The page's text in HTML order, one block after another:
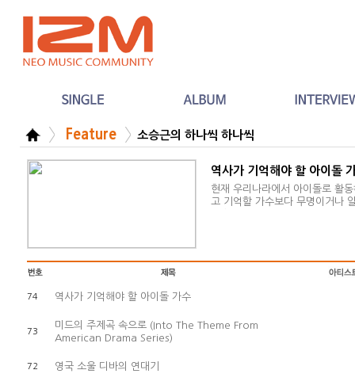
Feature 소승근의 하나씩 하나씩
역사가 기억해야 할 아이돌
현재 우리나라에서 아이돌로 활
고 기억할 가수보다 무명이거나
74 역사가 기억해야 할 아이돌 가수
73
미드의 주제곡 속으로 (Into The Theme From
American Drama Series)
72 영국 소울 디바의 연대기